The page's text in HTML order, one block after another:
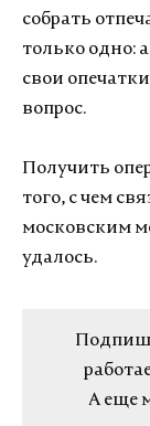
собрать
только одно:
свои
вопрос.
Получить
того, с чем
московским
удалось.
А еще